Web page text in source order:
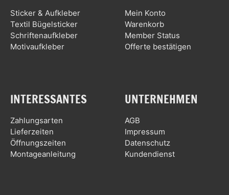
Sticker & Aufkleber
Textil Bügelsticker
Schriftenaufkleber
Motivaufkleber
Mein Konto
Warenkorb
Member Status
Offerte bestätigen
INTERESSANTES
Zahlungsarten
Lieferzeiten
Öffnungszeiten
Montageanleitung
UNTERNEHMEN
AGB
Impressum
Datenschutz
Kundendienst